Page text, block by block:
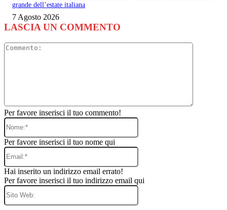
grande dell’estate italiana
7 Agosto 2026
LASCIA UN COMMENTO
Per favore inserisci il tuo commento!
Nome:*
Per favore inserisci il tuo nome qui
Email:*
Hai inserito un indirizzo email errato!
Per favore inserisci il tuo indirizzo email qui
Sito